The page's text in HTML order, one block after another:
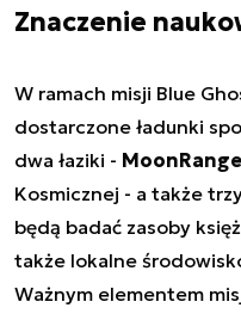
Znaczenie
W ramach misji Blue
dostarczone ładunki
dwa łaziki -
Kosmicznej - a także
będą badać zasoby
także lokalne
Ważnym elementem